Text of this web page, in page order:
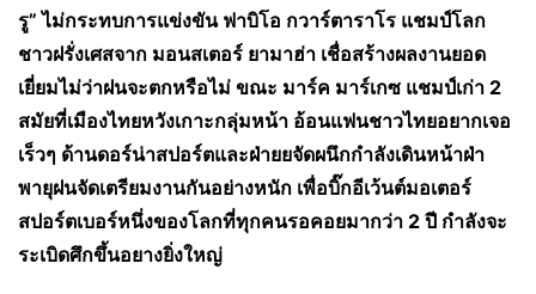
รู” ไม่กระทบการแข่งขัน ฟาบิโอ กวาร์ตาราโร แชมป์โลก
ชาวฝรั่งเศสจาก มอนสเตอร์ ยามาฮ่า เชื่อสร้างผลงานยอด
เยี่ยมไม่ว่าฝนจะตกหรือไม่ ขณะ มาร์ค มาร์เกซ แชมป์เก่า 2
สมัยที่เมืองไทยหวังเกาะกลุ่มหน้า อ้อนแฟนชาวไทยอยากเจอ
เร็วๆ ด้านดอร์น่าสปอร์ตและฝ่ายยจัดผนึกกำลังเดินหน้าฝ่า
พายุฝนจัดเตรียมงานกันอย่างหนัก เพื่อบิ๊กอีเว้นต์มอเตอร์
สปอร์ตเบอร์หนึ่งของโลกที่ทุกคนรอคอยมากว่า 2 ปี กำลังจะ
ระเบิดศึกขึ้นอยางยิ่งใหญ่